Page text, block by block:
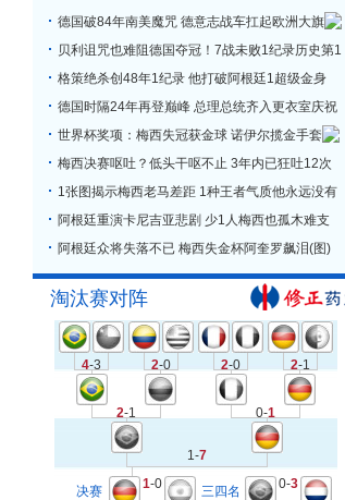
德国破84年南美魔咒 德意志战车扛起欧洲大旗
贝利诅咒也难阻德国夺冠！7战未败1纪录历史第1
格策绝杀创48年1纪录 他打破阿根廷1超级金身
德国时隔24年再登巅峰 总理总统齐入更衣室庆祝
世界杯奖项：梅西失冠获金球 诺伊尔揽金手套
梅西决赛呕吐？低头干呕不止 3年内已狂吐12次
1张图揭示梅西老马差距 1种王者气质他永远没有
阿根廷重演卡尼吉亚悲剧 少1人梅西也孤木难支
阿根廷众将失落不已 梅西失金杯阿奎罗飙泪(图)
淘汰赛对阵
4-3 2-0 2-0 2-1
2-1 0-1
1-7
1-0 0-3
决赛 三四名